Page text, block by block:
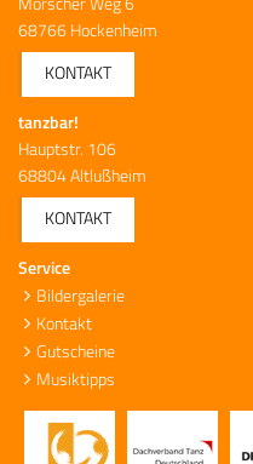
68766 Hockenheim
KONTAKT
tanzbar!
Hauptstr. 106
68804 Altlußheim
KONTAKT
Service
Bildergalerie
Kontakt
Gutscheine
Musiktipps